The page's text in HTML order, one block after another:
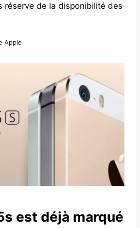
réserve de la disponibilité des
Apple
est déjà marqué